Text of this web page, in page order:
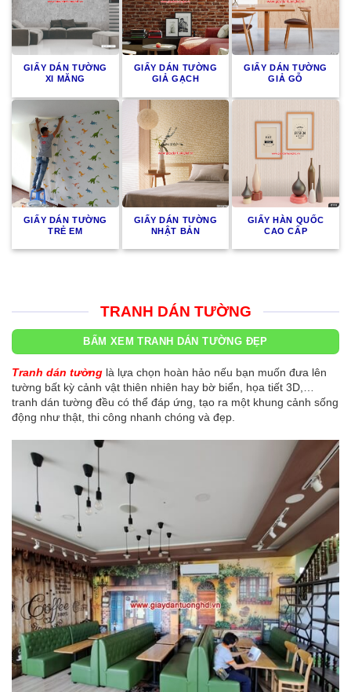
GIẤY DÁN TƯỜNG
XI MĂNG
GIẤY DÁN TƯỜNG
GIẢ GẠCH
GIẤY DÁN TƯỜNG
GIẢ GỖ
GIẤY DÁN TƯỜNG
TRẺ EM
GIẤY DÁN TƯỜNG
NHẬT BẢN
GIẤY HÀN QUỐC
CAO CẤP
TRANH DÁN TƯỜNG
BẤM XEM TRANH DÁN TƯỜNG ĐẸP
Tranh dán tường là lựa chọn hoàn hảo nếu bạn muốn đưa lên
tường bất kỳ cảnh vật thiên nhiên hay bờ biển, họa tiết 3D,…
tranh dán tường đều có thể đáp ứng, tạo ra một khung cảnh sống
động như thật, thi công nhanh chóng và đẹp.